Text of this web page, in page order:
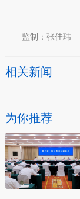
监制：张佳玮
相关新闻
为你推荐